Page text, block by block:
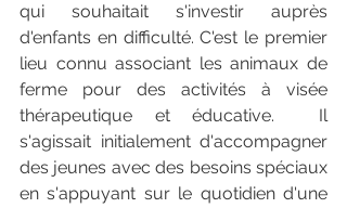
qui souhaitait s'investir auprès
d'enfants en difficulté. C'est le premier
lieu connu associant les animaux de
ferme pour des activités à visée
thérapeutique et éducative.  Il
s'agissait initialement d'accompagner
des jeunes avec des besoins spéciaux
en s'appuyant sur le quotidien d'une